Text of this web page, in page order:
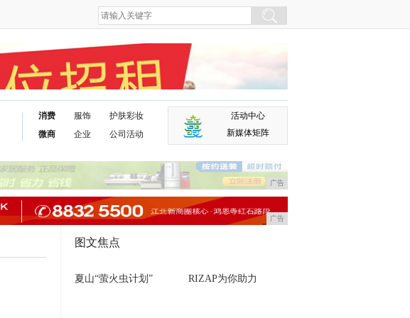
消费
微商
服饰
企业
护肤彩妆
公司活动
活动中心
新媒体矩阵
广告
广告
图文焦点
夏山“萤火虫计划” RIZAP为你助力